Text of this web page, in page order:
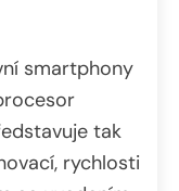
smartphony
tak
rychlosti